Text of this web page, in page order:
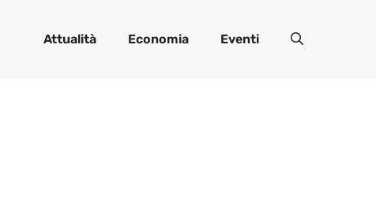
Attualità Economia Eventi